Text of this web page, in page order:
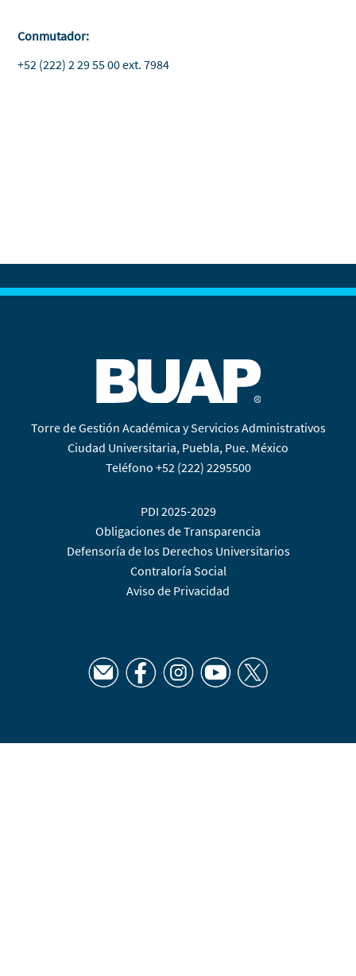
Conmutador:
+52 (222) 2 29 55 00 ext. 7984
Torre de Gestión Académica y Servicios Administrativos
Ciudad Universitaria, Puebla, Pue. México
Teléfono +52 (222) 2295500
PDI 2025-2029
Obligaciones de Transparencia
Defensoría de los Derechos Universitarios
Contraloría Social
Aviso de Privacidad